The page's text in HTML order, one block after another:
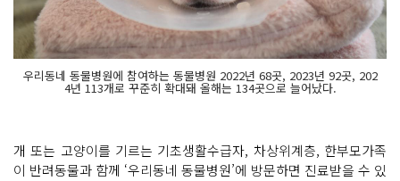
우리동네 동물병원에 참여하는 동물병원 2022년 68곳, 2023년 92곳, 202
4년 113개로 꾸준히 확대돼 올해는 134곳으로 늘어났다.
개 또는 고양이를 기르는 기초생활수급자, 차상위계층, 한부모가족
이 반려동물과 함께 ‘우리동네 동물병원’에 방문하면 진료받을 수 있